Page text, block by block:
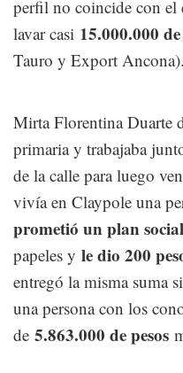
perfil no coincide con el
lavar casi 15.000.000 de
Tauro y Export Ancona).
Mirta Florentina Duarte
primaria y trabajaba
de la calle para luego
vivía en Claypole una
prometió un plan
papeles y le dio 200
entregó la misma suma
una persona con los
de 5.863.000 de pesos